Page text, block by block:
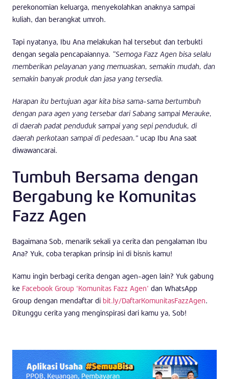
perekonomian keluarga, menyekolahkan anaknya sampai
kuliah, dan berangkat umroh.
Tapi nyatanya, Ibu Ana melakukan hal tersebut dan terbukti
dengan segala pencapaiannya. “Semoga Fazz Agen bisa selalu
memberikan pelayanan yang memuaskan, semakin mudah, dan
semakin banyak produk dan jasa yang tersedia.
Harapan itu bertujuan agar kita bisa sama-sama bertumbuh
dengan para agen yang tersebar dari Sabang sampai Merauke,
di daerah padat penduduk sampai yang sepi penduduk, di
daerah perkotaan sampai di pedesaan.” ucap Ibu Ana saat
diwawancarai.
Tumbuh Bersama dengan
Bergabung ke Komunitas
Fazz Agen
Bagaimana Sob, menarik sekali ya cerita dan pengalaman Ibu
Ana? Yuk, coba terapkan prinsip ini di bisnis kamu!
Kamu ingin berbagi cerita dengan agen-agen lain? Yuk gabung
ke Facebook Group ‘Komunitas Fazz Agen’ dan WhatsApp
Group dengan mendaftar di bit.ly/DaftarKomunitasFazzAgen.
Ditunggu cerita yang menginspirasi dari kamu ya, Sob!